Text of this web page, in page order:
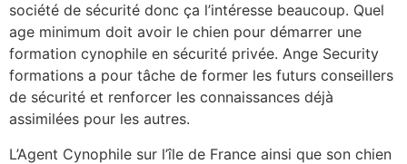
société de sécurité donc ça l’intéresse beaucoup. Quel
age minimum doit avoir le chien pour démarrer une
formation cynophile en sécurité privée. Ange Security
formations a pour tâche de former les futurs conseillers
de sécurité et renforcer les connaissances déjà
assimilées pour les autres.
L’Agent Cynophile sur l’île de France ainsi que son chien